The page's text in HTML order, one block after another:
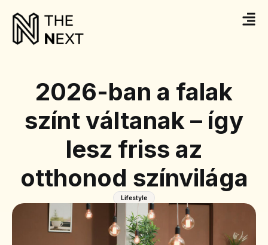
2026-ban a falak
színt váltanak – így
lesz friss az
otthonod színvilága
Lifestyle